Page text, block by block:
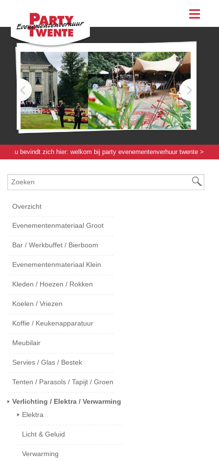
assortiment
evenementen
feesten
bestellen
contact
u bevindt zich hier: welkom bij party evenementenverhuur twente >
Overzicht
Evenementenmateriaal Groot
Bar / Werkbuffet / Bierboom
Evenementenmateriaal Klein
Kleden / Hoezen / Rokken
Koelen / Vriezen
Koffie / Keukenapparatuur
Meubilair
Servies / Glas / Bestek
Tenten / Parasols / Tapijt / Groen
Verlichting / Elektra / Verwarming
Elektra
Licht & Geluid
Verwarming